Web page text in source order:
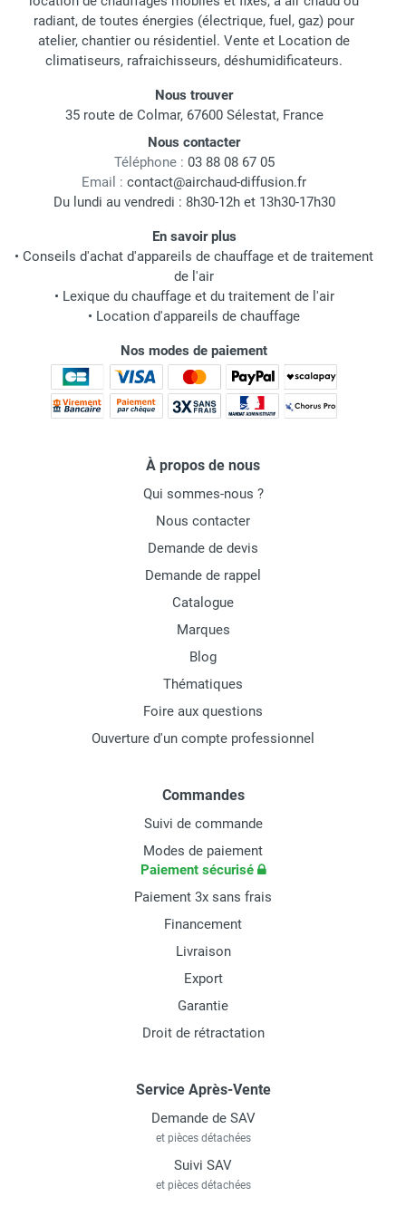
radiant, de toutes énergies (électrique, fuel, gaz) pour
atelier, chantier ou résidentiel. Vente et Location de
climatiseurs, rafraichisseurs, déshumidificateurs.
Nous trouver
35 route de Colmar, 67600 Sélestat, France
Nous contacter
Téléphone : 03 88 08 67 05
Email : contact@airchaud-diffusion.fr
Du lundi au vendredi : 8h30-12h et 13h30-17h30
En savoir plus
• Conseils d'achat d'appareils de chauffage et de traitement
de l'air
• Lexique du chauffage et du traitement de l'air
• Location d'appareils de chauffage
Nos modes de paiement
À propos de nous
Qui sommes-nous ?
Nous contacter
Demande de devis
Demande de rappel
Catalogue
Marques
Blog
Thématiques
Foire aux questions
Ouverture d'un compte professionnel
Commandes
Suivi de commande
Modes de paiement
Paiement sécurisé
Paiement 3x sans frais
Financement
Livraison
Export
Garantie
Droit de rétractation
Service Après-Vente
Demande de SAV
et pièces détachées
Suivi SAV
et pièces détachées